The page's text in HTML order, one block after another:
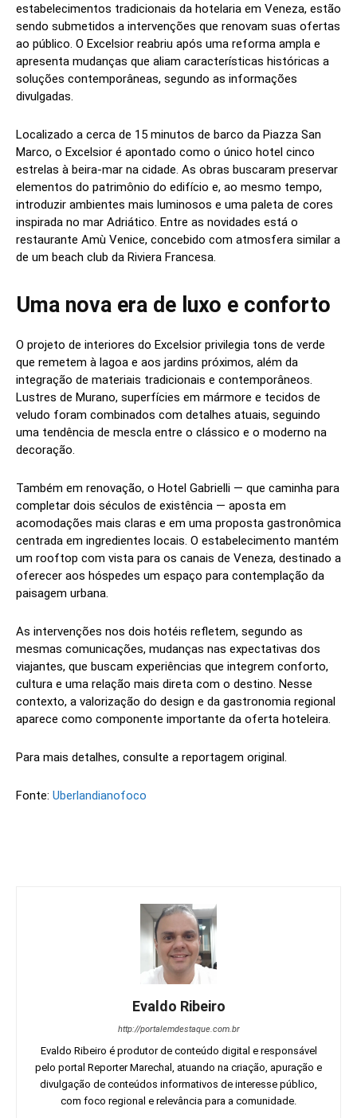
estabelecimentos tradicionais da hotelaria em Veneza, estão
sendo submetidos a intervenções que renovam suas ofertas
ao público. O Excelsior reabriu após uma reforma ampla e
apresenta mudanças que aliam características históricas a
soluções contemporâneas, segundo as informações
divulgadas.
Localizado a cerca de 15 minutos de barco da Piazza San
Marco, o Excelsior é apontado como o único hotel cinco
estrelas à beira-mar na cidade. As obras buscaram preservar
elementos do patrimônio do edifício e, ao mesmo tempo,
introduzir ambientes mais luminosos e uma paleta de cores
inspirada no mar Adriático. Entre as novidades está o
restaurante Amù Venice, concebido com atmosfera similar a
de um beach club da Riviera Francesa.
Uma nova era de luxo e conforto
O projeto de interiores do Excelsior privilegia tons de verde
que remetem à lagoa e aos jardins próximos, além da
integração de materiais tradicionais e contemporâneos.
Lustres de Murano, superfícies em mármore e tecidos de
veludo foram combinados com detalhes atuais, seguindo
uma tendência de mescla entre o clássico e o moderno na
decoração.
Também em renovação, o Hotel Gabrielli — que caminha para
completar dois séculos de existência — aposta em
acomodações mais claras e em uma proposta gastronômica
centrada em ingredientes locais. O estabelecimento mantém
um rooftop com vista para os canais de Veneza, destinado a
oferecer aos hóspedes um espaço para contemplação da
paisagem urbana.
As intervenções nos dois hotéis refletem, segundo as
mesmas comunicações, mudanças nas expectativas dos
viajantes, que buscam experiências que integrem conforto,
cultura e uma relação mais direta com o destino. Nesse
contexto, a valorização do design e da gastronomia regional
aparece como componente importante da oferta hoteleira.
Para mais detalhes, consulte a reportagem original.
Fonte: Uberlandianofoco
Evaldo Ribeiro
http://portalemdestaque.com.br
Evaldo Ribeiro é produtor de conteúdo digital e responsável
pelo portal Reporter Marechal, atuando na criação, apuração e
divulgação de conteúdos informativos de interesse público,
com foco regional e relevância para a comunidade.